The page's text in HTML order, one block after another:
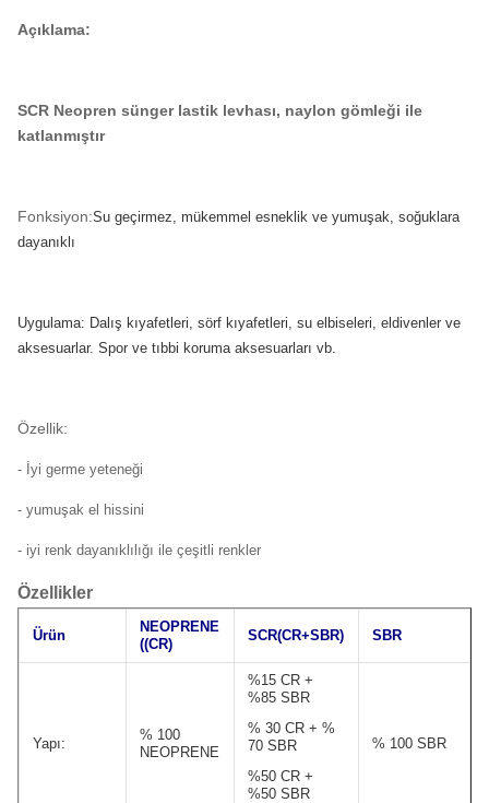
Açıklama:
SCR Neopren sünger lastik levhası, naylon gömleği ile
katlanmıştır
Fonksiyon:Su geçirmez, mükemmel esneklik ve yumuşak, soğuklara
dayanıklı
Uygulama: Dalış kıyafetleri, sörf kıyafetleri, su elbiseleri, eldivenler ve
aksesuarlar. Spor ve tıbbi koruma aksesuarları vb.
Özellik:
- İyi germe yeteneği
- yumuşak el hissini
- iyi renk dayanıklılığı ile çeşitli renkler
Özellikler
Ürün
NEOPRENE
((CR)
SCR(CR+SBR) SBR
Yapı:
% 100
NEOPRENE
%15 CR +
%85 SBR
% 30 CR + %
70 SBR
%50 CR +
%50 SBR
% 100 SBR